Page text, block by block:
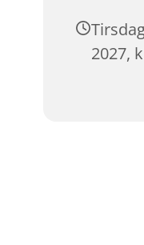
2027,